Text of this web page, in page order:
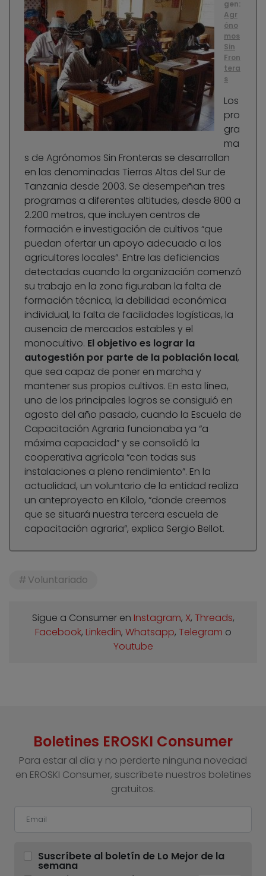
gen:
Agr
óno
mos
Sin
Fron
tera
s
Los
pro
gra
ma
s de Agrónomos Sin Fronteras se desarrollan
en las denominadas Tierras Altas del Sur de
Tanzania desde 2003. Se desempeñan tres
programas a diferentes altitudes, desde 800 a
2.200 metros, que incluyen centros de
formación e investigación de cultivos “que
puedan ofertar un apoyo adecuado a los
agricultores locales”. Entre las deficiencias
detectadas cuando la organización comenzó
su trabajo en la zona figuraban la falta de
formación técnica, la debilidad económica
individual, la falta de facilidades logísticas, la
ausencia de mercados estables y el
monocultivo. El objetivo es lograr la
autogestión por parte de la población local,
que sea capaz de poner en marcha y
mantener sus propios cultivos. En esta línea,
uno de los principales logros se consiguió en
agosto del año pasado, cuando la Escuela de
Capacitación Agraria funcionaba ya “a
máxima capacidad” y se consolidó la
cooperativa agrícola “con todas sus
instalaciones a pleno rendimiento”. En la
actualidad, un voluntario de la entidad realiza
un anteproyecto en Kilolo, “donde creemos
que se situará nuestra tercera escuela de
capacitación agraria”, explica Sergio Bellot.
Voluntariado
Sigue a Consumer en Instagram, X, Threads,
Facebook, Linkedin, Whatsapp, Telegram o
Youtube
Boletines EROSKI Consumer
Para estar al día y no perderte ninguna novedad
en EROSKI Consumer, suscríbete nuestros boletines
gratuitos.
Suscríbete al boletín de Lo Mejor de la
semana